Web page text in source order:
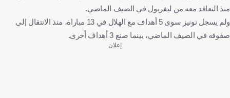
منذ التعاقد معه من ليفربول في الصيف الماضي.
ولم يسجل نونيز سوى 5 أهداف مع الهلال في 13 مباراة، منذ الانتقال إلى
صفوفه في الصيف الماضي، بينما صنع 3 أهداف أخرى.
إعلان